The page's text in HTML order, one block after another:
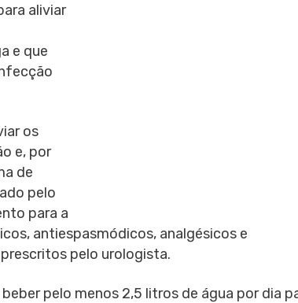
aliviar
e que
os
e, por
de
pelo
para a
antiespasmódicos, analgésicos e
pelo urologista.
pelo menos 2,5 litros de água por dia